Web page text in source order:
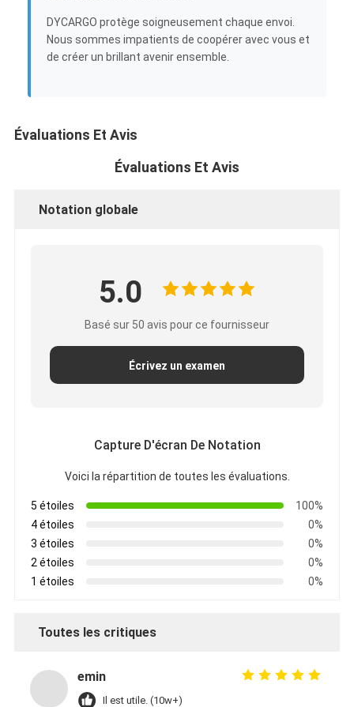
DYCARGO protège soigneusement chaque envoi.
Nous sommes impatients de coopérer avec vous et
de créer un brillant avenir ensemble.
Évaluations Et Avis
Évaluations Et Avis
Notation globale
5.0
Basé sur 50 avis pour ce fournisseur
Écrivez un examen
Capture D'écran De Notation
Voici la répartition de toutes les évaluations.
5 étoiles
100%
4 étoiles
0%
3 étoiles
0%
2 étoiles
0%
1 étoiles
0%
Toutes les critiques
emin
Il est utile. (10w+)